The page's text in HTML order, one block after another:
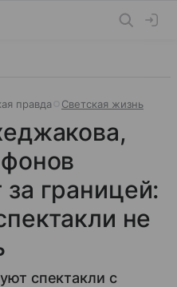
правда Светская жизнь
границей:
не
спектакли с